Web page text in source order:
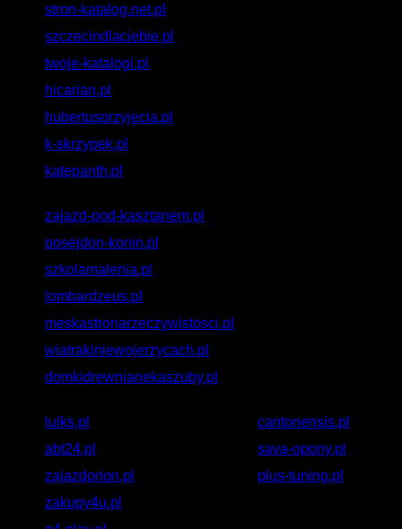
stron-katalog.net.pl
szczecindlaciebie.pl
twoje-katalogi.pl
hicarian.pl
hubertusprzyjecia.pl
k-skrzypek.pl
katepanth.pl
zajazd-pod-kasztanem.pl
posejdon-konin.pl
szkolamalenia.pl
lombardzeus.pl
meskastronarzeczywistosci.pl
wiatrakiniewojerzycach.pl
domkidrewnianekaszuby.pl
luiks.pl
abt24.pl
zajazdorion.pl
zakupy4u.pl
cantonensis.pl
sava-opony.pl
plus-tuning.pl